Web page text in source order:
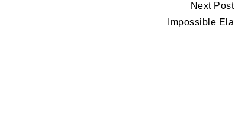
Next Post
Impossible Ela